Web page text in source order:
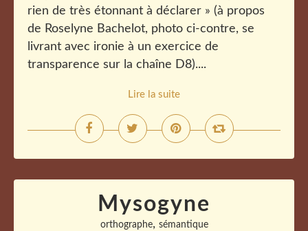
rien de très étonnant à déclarer » (à propos
de Roselyne Bachelot, photo ci-contre, se
livrant avec ironie à un exercice de
transparence sur la chaîne D8)....
Lire la suite
Mysogyne
orthographe, sémantique